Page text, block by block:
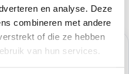
en analyse. Deze
combineren met andere
of die ze hebben
van hun services.